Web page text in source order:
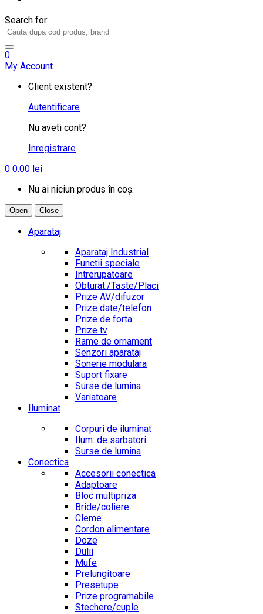
Search for:
0
My Account
Client existent?
Autentificare
Nu aveti cont?
Inregistrare
0 0.00 lei
Nu ai niciun produs în coș.
Open Close
Aparataj
Aparataj Industrial
Functii speciale
Intrerupatoare
Obturat./Taste/Placi
Prize AV/difuzor
Prize date/telefon
Prize de forta
Prize tv
Rame de ornament
Senzori aparataj
Sonerie modulara
Suport fixare
Surse de lumina
Variatoare
Iluminat
Corpuri de iluminat
Ilum. de sarbatori
Surse de lumina
Conectica
Accesorii conectica
Adaptoare
Bloc multipriza
Bride/coliere
Cleme
Cordon alimentare
Doze
Dulii
Mufe
Prelungitoare
Presetupe
Prize programabile
Stechere/cuple